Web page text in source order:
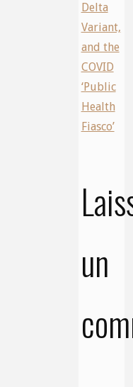
Delta
Variant,
and the
COVID
‘Public
Health
Fiasco’
un